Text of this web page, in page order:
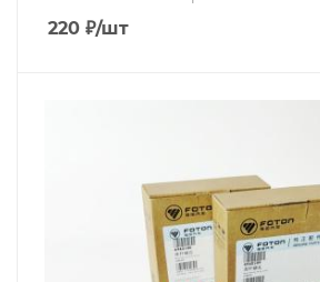
220 ₽/шт